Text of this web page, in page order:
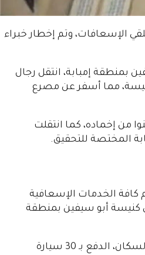
الإسعافات، وتم إخطار خبراء
بمنطقة إمبابة، انتقل رجال
مما أسفر عن مصرع
من إخماده، كما انتقلت
المختصة للتحقيق.
كافة الخدمات الإسعافية
كنيسة أبو سيفين بمنطقة
وأكد الدكتور حسام عبدالغفار المتحدث الرسمي لوزارة الصحة والسكان، الدفع بـ 30 سيارة